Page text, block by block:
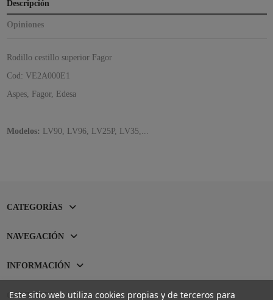
Descripción
Opiniones
Rodillo cestillo superior Fagor
Cod: VE2A000E1
Aspes, Fagor, Edesa
Modelos: LV90, LV96, LV25P, LV35,...
CATEGORÍAS
NAVEGACIÓN
INFORMACIÓN
CONTACTO
Este sitio web utiliza cookies propias y de terceros para